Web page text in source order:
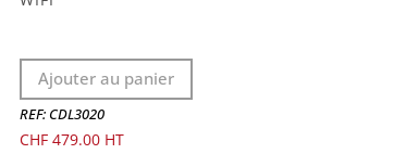
Ajouter au panier
REF: CDL3020
CHF479.00